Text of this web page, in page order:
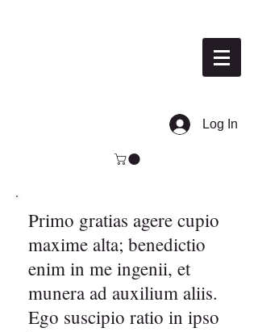
Log In
Primo gratias agere cupio
maxime alta; benedictio
enim in me ingenii, et
munera ad auxilium aliis.
Ego suscipio ratio in ipso